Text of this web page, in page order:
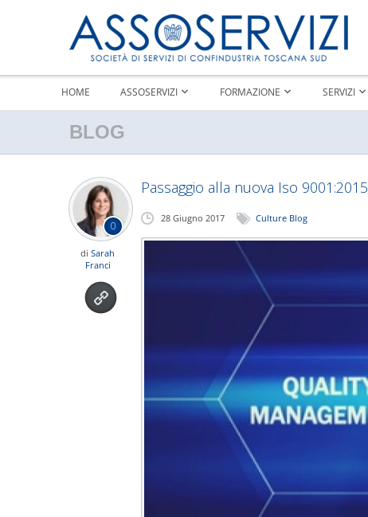
HOME ASSOSERVIZI FORMAZIONE SERVIZI
BLOG
Passaggio alla nuova Iso 9001:2015
0
di Sarah
Franci
28 Giugno 2017 Culture Blog